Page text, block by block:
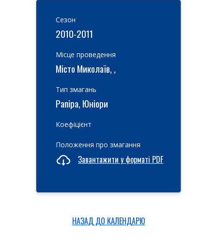
Cезон
2010-2011
Місце проведення
Місто Миколаїв, ,
Тип змагань
Рапіра, Юніори
Коефіцієнт
Положення про змагання
Завантажити у форматі PDF
НАЗАД ДО КАЛЕНДАРЮ